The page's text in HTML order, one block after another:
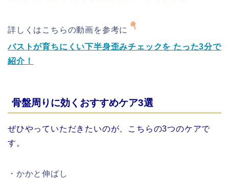
詳しくはこちらの動画を参考に
バストが育ちにくい下半身歪みチェックを たった3分で
紹介！
骨盤周りに効くおすすめケア3選
ぜひやっていただきたいのが、こちらの3つのケアで
す。
・かかと伸ばし